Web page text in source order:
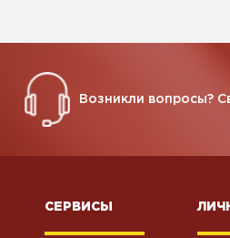
Возникли вопросы?
СЕРВИСЫ